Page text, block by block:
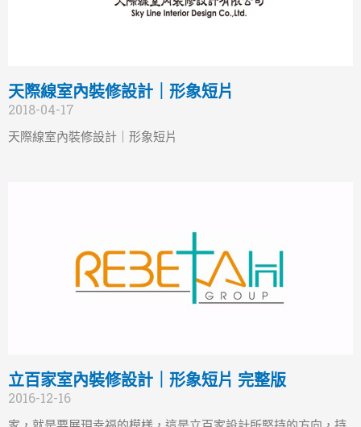
天際線室內裝修設計｜形象短片
2018-04-17
天際線室內裝修設計｜形象短片
立百家室內裝修設計｜形象短片 完整版
2016-12-16